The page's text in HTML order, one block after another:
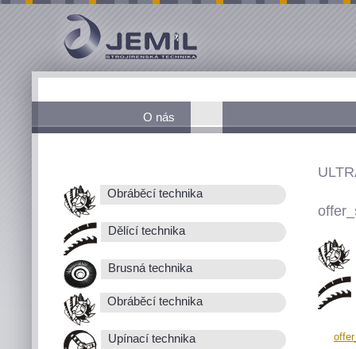
O nás
Obráběcí technika
Dělící technika
Brusná technika
Obráběcí technika
Upínací technika